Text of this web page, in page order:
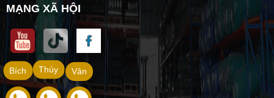
MẠNG XÃ HỘI
Vân
Thúy
Bích